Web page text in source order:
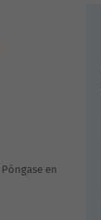
Póngase en